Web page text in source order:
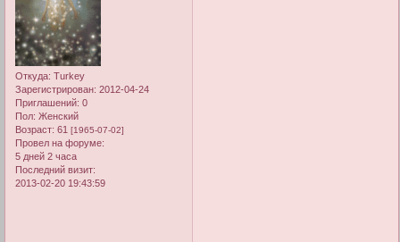
Откуда: Turkey
Зарегистрирован: 2012-04-24
Приглашений: 0
Пол: Женский
Возраст: 61 [1965-07-02]
Провел на форуме:
5 дней 2 часа
Последний визит:
2013-02-20 19:43:59